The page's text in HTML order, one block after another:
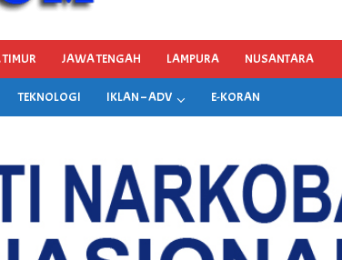
JAWA TENGAH LAMPURA NUSANTARA
TEKNOLOGI IKLAN – ADV E-KORAN